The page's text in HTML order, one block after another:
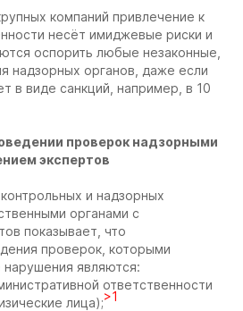
компаний привлечение к
несёт имиджевые риски и
оспорить любые незаконные,
надзорных органов, даже если
в виде санкций, например, в 10
проверок надзорными
экспертов
и надзорных
органами с
показывает, что
проверок, которыми
являются:
ответственности
лица);>1